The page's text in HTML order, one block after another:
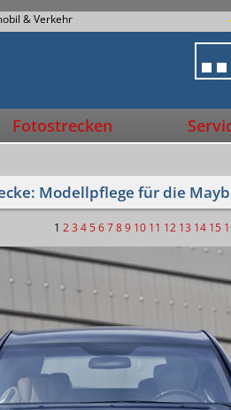
& Verkehr
Fotostrecken
Modellpflege für die
1 23 4 56789 10 11 12 13 14 15